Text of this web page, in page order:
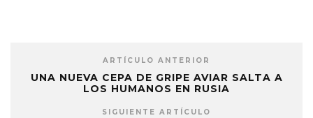
ARTÍCULO ANTERIOR
UNA NUEVA CEPA DE GRIPE AVIAR SALTA A
LOS HUMANOS EN RUSIA
SIGUIENTE ARTÍCULO